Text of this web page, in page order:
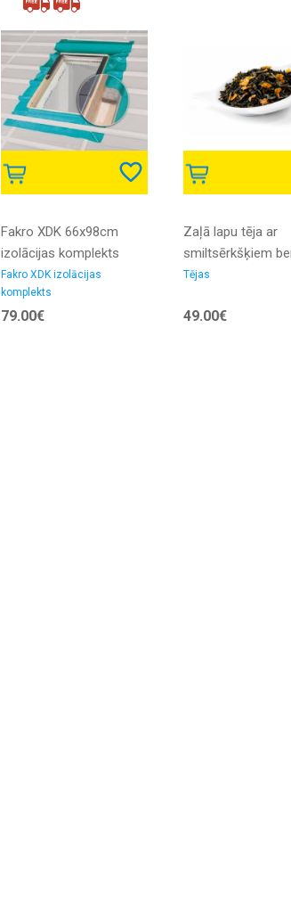
Fakro XDK 66x98cm
izolācijas komplekts
Fakro XDK izolācijas
komplekts
79.00€
Zaļā lapu tēja ar
smiltsērkšķiem
1kg
Tējas
49.00€